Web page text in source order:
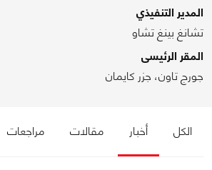
المدير التنفيذي
تشانغ بينغ تشاو
المقر الرئيسى
جورج تاون، جزر كايمان
الكل أخبار مقالات مراجعات